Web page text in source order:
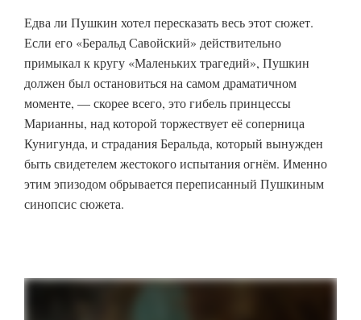
Едва ли Пушкин хотел пересказать весь этот сюжет.
Если его «Беральд Савойский» действительно
примыкал к кругу «Маленьких трагедий», Пушкин
должен был остановиться на самом драматичном
моменте, — скорее всего, это гибель принцессы
Марианны, над которой торжествует её соперница
Кунигунда, и страдания Беральда, который вынужден
быть свидетелем жестокого испытания огнём. Именно
этим эпизодом обрывается переписанный Пушкиным
синопсис сюжета.